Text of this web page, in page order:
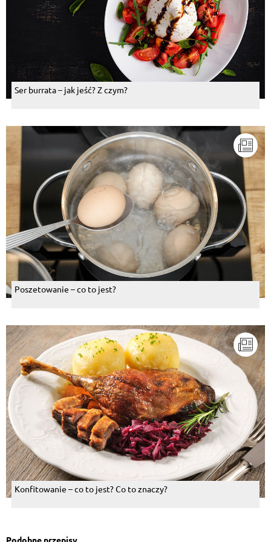
Ser burrata – jak jeść? Z czym?
Poszetowanie – co to jest?
Konfitowanie – co to jest? Co to znaczy?